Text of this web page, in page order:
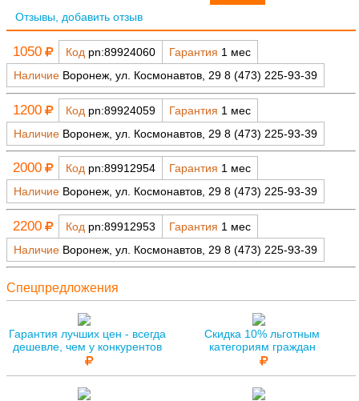
Отзывы, добавить отзыв
1050 Код pn:89924060 Гарантия 1 мес
Наличие Воронеж, ул. Космонавтов, 29 8 (473) 225-93-39
1200 Код pn:89924059 Гарантия 1 мес
Наличие Воронеж, ул. Космонавтов, 29 8 (473) 225-93-39
2000 Код pn:89912954 Гарантия 1 мес
Наличие Воронеж, ул. Космонавтов, 29 8 (473) 225-93-39
2200 Код pn:89912953 Гарантия 1 мес
Наличие Воронеж, ул. Космонавтов, 29 8 (473) 225-93-39
Спецпредложения
Гарантия лучших цен - всегда
дешевле, чем у конкурентов
Скидка 10% льготным
категориям граждан